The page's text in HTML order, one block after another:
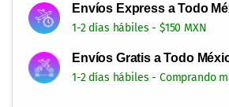
Envíos Express a Todo
1-2 días hábiles - $150 MXN
Envíos Gratis a Todo
1-2 días hábiles - Comprando